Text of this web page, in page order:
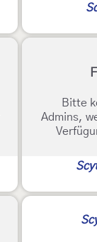
Bitte
Admins,